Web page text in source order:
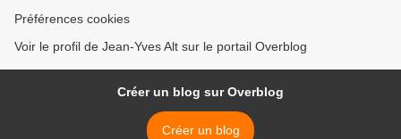
Préférences cookies
Voir le profil de Jean-Yves Alt sur le portail Overblog
Créer un blog sur Overblog
Créer un blog